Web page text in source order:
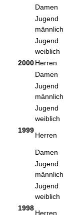
Damen
Jugend
männlich
Jugend
weiblich
2000Herren
Damen
Jugend
männlich
Jugend
weiblich
1999
Herren
Damen
Jugend
männlich
Jugend
weiblich
1998
Herren